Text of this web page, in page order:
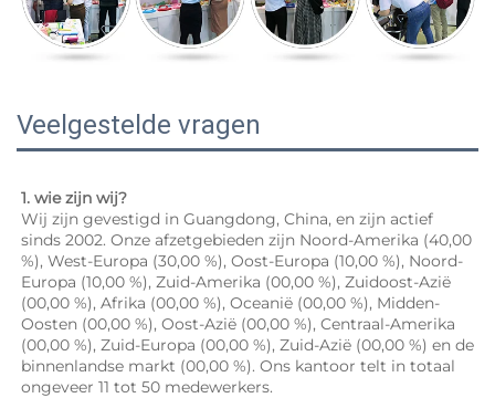
Veelgestelde vragen
1. wie zijn wij?
Wij zijn gevestigd in Guangdong, China, en zijn actief
sinds 2002. Onze afzetgebieden zijn Noord-Amerika (40,00
%), West-Europa (30,00 %), Oost-Europa (10,00 %), Noord-
Europa (10,00 %), Zuid-Amerika (00,00 %), Zuidoost-Azië
(00,00 %), Afrika (00,00 %), Oceanië (00,00 %), Midden-
Oosten (00,00 %), Oost-Azië (00,00 %), Centraal-Amerika
(00,00 %), Zuid-Europa (00,00 %), Zuid-Azië (00,00 %) en de
binnenlandse markt (00,00 %). Ons kantoor telt in totaal
ongeveer 11 tot 50 medewerkers.